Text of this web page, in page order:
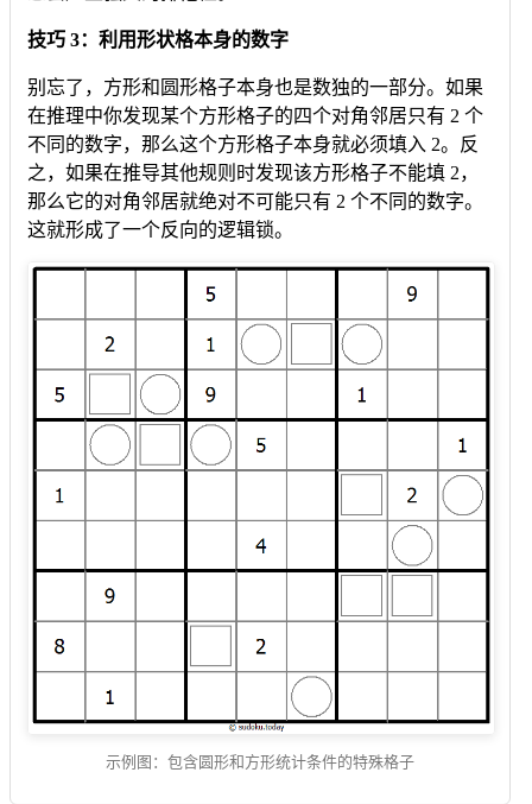
技巧 3：利用形状格本身的数字
别忘了，方形和圆形格子本身也是数独的一部分。如果
在推理中你发现某个方形格子的四个对角邻居只有 2 个
不同的数字，那么这个方形格子本身就必须填入 2。反
之，如果在推导其他规则时发现该方形格子不能填 2，
那么它的对角邻居就绝对不可能只有 2 个不同的数字。
这就形成了一个反向的逻辑锁。
示例图：包含圆形和方形统计条件的特殊格子